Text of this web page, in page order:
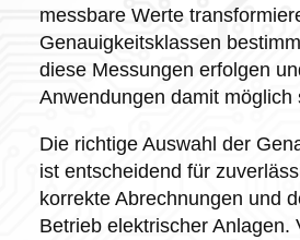
messbare Werte
Genauigkeitsklassen
diese Messungen erfolgen
Anwendungen damit möglich
Die richtige Auswahl der
ist entscheidend für
korrekte Abrechnungen und
Betrieb elektrischer Anlagen.